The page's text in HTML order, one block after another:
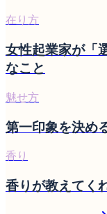
在り方
女性起業家が「
なこと
魅せ方
第一印象を決め
香り
香りが教えてく